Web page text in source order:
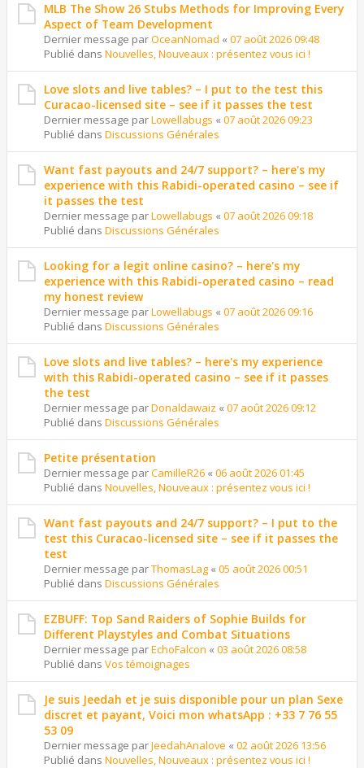
MLB The Show 26 Stubs Methods for Improving Every
Aspect of Team Development
Dernier message parOceanNomad « 07 août 2026 09:48
Publié dans Nouvelles, Nouveaux : présentez vous ici !
Love slots and live tables? – I put to the test this
Curacao-licensed site – see if it passes the test
Dernier message parLowellabugs « 07 août 2026 09:23
Publié dans Discussions Générales
Want fast payouts and 24/7 support? – here's my
experience with this Rabidi-operated casino – see if
it passes the test
Dernier message parLowellabugs « 07 août 2026 09:18
Publié dans Discussions Générales
Looking for a legit online casino? – here's my
experience with this Rabidi-operated casino – read
my honest review
Dernier message parLowellabugs « 07 août 2026 09:16
Publié dans Discussions Générales
Love slots and live tables? – here's my experience
with this Rabidi-operated casino – see if it passes
the test
Dernier message parDonaldawaiz « 07 août 2026 09:12
Publié dans Discussions Générales
Petite présentation
Dernier message parCamilleR26 « 06 août 2026 01:45
Publié dans Nouvelles, Nouveaux : présentez vous ici !
Want fast payouts and 24/7 support? – I put to the
test this Curacao-licensed site – see if it passes the
test
Dernier message parThomasLag « 05 août 2026 00:51
Publié dans Discussions Générales
EZBUFF: Top Sand Raiders of Sophie Builds for
Different Playstyles and Combat Situations
Dernier message parEchoFalcon « 03 août 2026 08:58
Publié dans Vos témoignages
Je suis Jeedah et je suis disponible pour un plan Sexe
discret et payant, Voici mon whatsApp : +33 7 76 55
53 09
Dernier message parJeedahAnalove « 02 août 2026 13:56
Publié dans Nouvelles, Nouveaux : présentez vous ici !